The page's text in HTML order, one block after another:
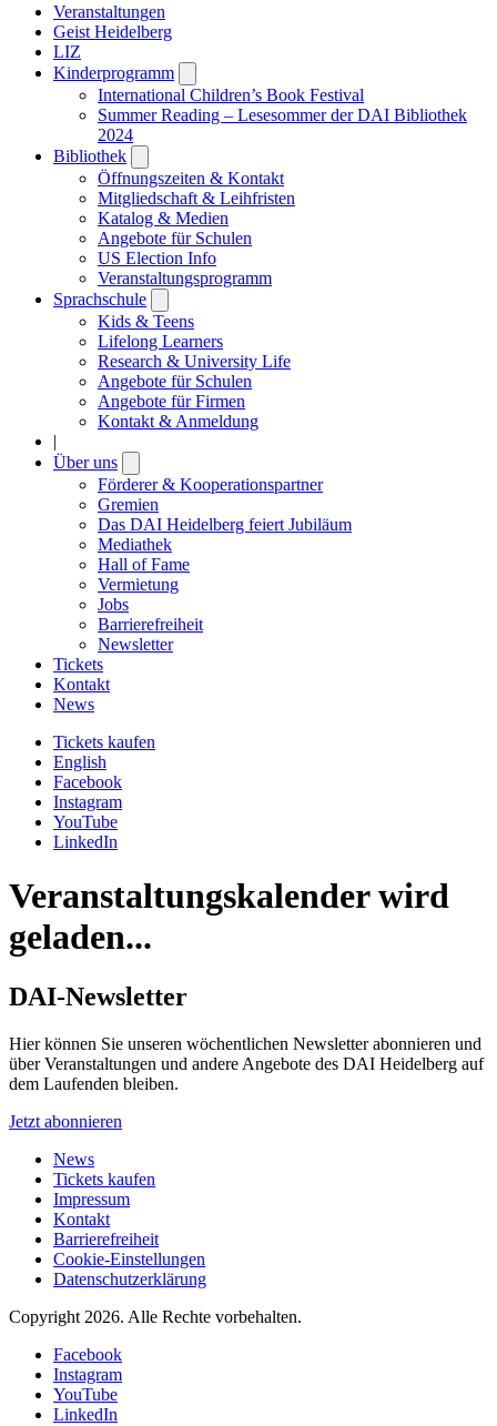
Veranstaltungen
Geist Heidelberg
LIZ
Kinderprogramm
submenu
International Children’s Book Festival
Summer Reading – Lesesommer der DAI Bibliothek
2024
Bibliothek
submenu
Öffnungszeiten & Kontakt
Mitgliedschaft & Leihfristen
Katalog & Medien
Angebote für Schulen
US Election Info
Veranstaltungsprogramm
Sprachschule
submenu
Kids & Teens
Lifelong Learners
Research & University Life
Angebote für Schulen
Angebote für Firmen
Kontakt & Anmeldung
|
Über uns
submenu
Förderer & Kooperationspartner
Gremien
Das DAI Heidelberg feiert Jubiläum
Mediathek
Hall of Fame
Vermietung
Jobs
Barrierefreiheit
Newsletter
Tickets
Kontakt
News
Tickets kaufen
English
Facebook
Instagram
YouTube
LinkedIn
Veranstaltungskalender wird
geladen...
DAI-Newsletter
Hier können Sie unseren wöchentlichen Newsletter abonnieren und
über Veranstaltungen und andere Angebote des DAI Heidelberg auf
dem Laufenden bleiben.
Jetzt abonnieren
News
Tickets kaufen
Impressum
Kontakt
Barrierefreiheit
Cookie-Einstellungen
Datenschutzerklärung
Copyright 2026. Alle Rechte vorbehalten.
Facebook
Instagram
YouTube
LinkedIn